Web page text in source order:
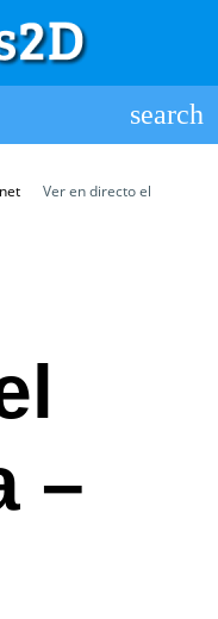
Ver en directo el
–